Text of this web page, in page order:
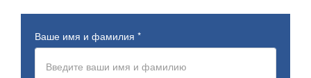
Ваше имя и фамилия *